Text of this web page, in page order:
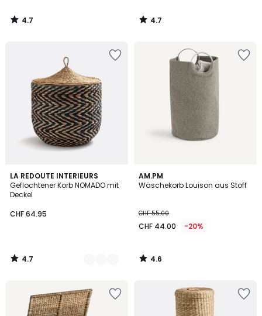
4.7
/
4.7
/
LA REDOUTE INTERIEURS
Geflochtener Korb NOMADO mit
Deckel
CHF 64.95
4.7
/ 5
2
Farben
4.7
/
AM.PM
Wäschekorb Louison aus Stoff
CHF 55.00
CHF 44.00 -20%
4.6
/ 5
4.6
/